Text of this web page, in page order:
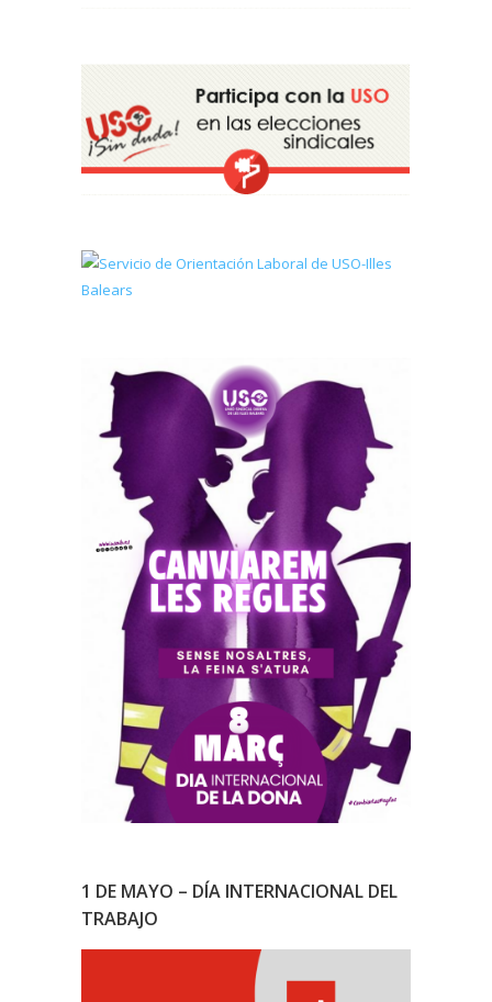
1 DE MAYO – DÍA INTERNACIONAL DEL
TRABAJO